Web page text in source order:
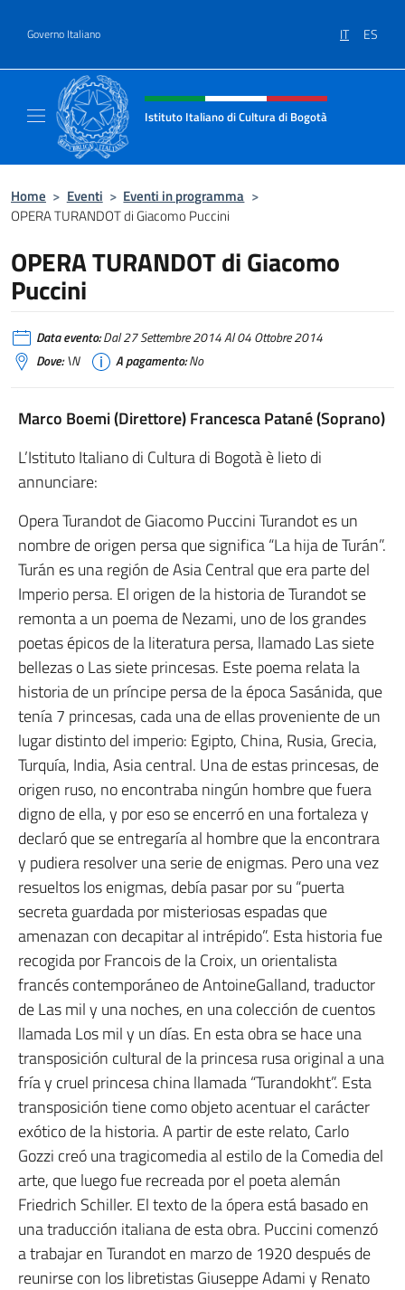
Governo Italiano IT ES
Intestazione sito, social e menù
Istituto Italiano di Cultura di Bogotà
Home > Eventi > Eventi in programma >
OPERA TURANDOT di Giacomo Puccini
OPERA TURANDOT di Giacomo
Puccini
Data evento:Dal 27 Settembre 2014 Al 04 Ottobre 2014
Dove:\N A pagamento:No
Marco Boemi (Direttore) Francesca Patané (Soprano)
L’Istituto Italiano di Cultura di Bogotà è lieto di
annunciare:
Opera Turandot de Giacomo Puccini Turandot es un
nombre de origen persa que significa “La hija de Turán”.
Turán es una región de Asia Central que era parte del
Imperio persa. El origen de la historia de Turandot se
remonta a un poema de Nezami, uno de los grandes
poetas épicos de la literatura persa, llamado Las siete
bellezas o Las siete princesas. Este poema relata la
historia de un príncipe persa de la época Sasánida, que
tenía 7 princesas, cada una de ellas proveniente de un
lugar distinto del imperio: Egipto, China, Rusia, Grecia,
Turquía, India, Asia central. Una de estas princesas, de
origen ruso, no encontraba ningún hombre que fuera
digno de ella, y por eso se encerró en una fortaleza y
declaró que se entregaría al hombre que la encontrara
y pudiera resolver una serie de enigmas. Pero una vez
resueltos los enigmas, debía pasar por su “puerta
secreta guardada por misteriosas espadas que
amenazan con decapitar al intrépido”. Esta historia fue
recogida por Francois de la Croix, un orientalista
francés contemporáneo de AntoineGalland, traductor
de Las mil y una noches, en una colección de cuentos
llamada Los mil y un días. En esta obra se hace una
transposición cultural de la princesa rusa original a una
fría y cruel princesa china llamada “Turandokht”. Esta
transposición tiene como objeto acentuar el carácter
exótico de la historia. A partir de este relato, Carlo
Gozzi creó una tragicomedia al estilo de la Comedia del
arte, que luego fue recreada por el poeta alemán
Friedrich Schiller. El texto de la ópera está basado en
una traducción italiana de esta obra. Puccini comenzó
a trabajar en Turandot en marzo de 1920 después de
reunirse con los libretistas Giuseppe Adami y Renato